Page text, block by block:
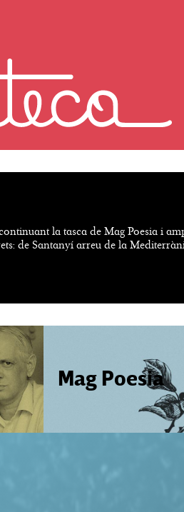
la tasca de Mag Poesia i
de Santanyí arreu de la
Mag Poesia